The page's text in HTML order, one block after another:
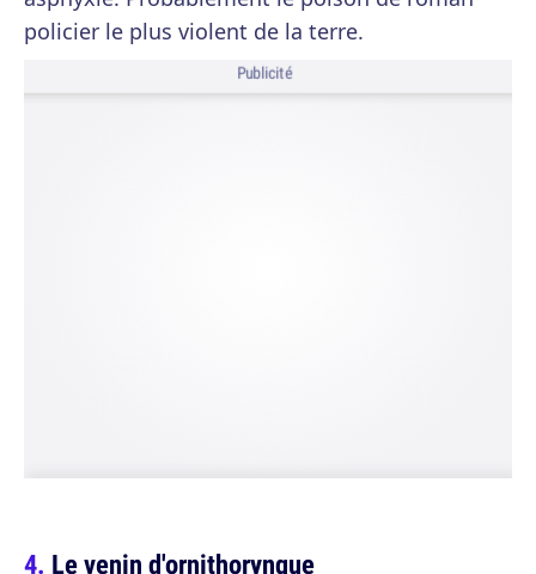
policier le plus violent de la terre.
Publicité
Le venin d'ornithorynque